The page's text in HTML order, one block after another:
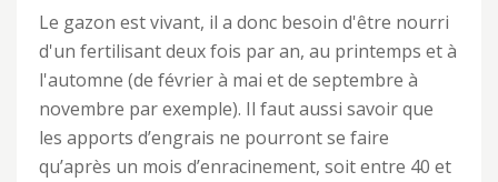
Le gazon est vivant, il a donc besoin d'être nourri
d'un fertilisant deux fois par an, au printemps et à
l'automne (de février à mai et de septembre à
novembre par exemple). Il faut aussi savoir que
les apports d’engrais ne pourront se faire
qu’après un mois d’enracinement, soit entre 40 et